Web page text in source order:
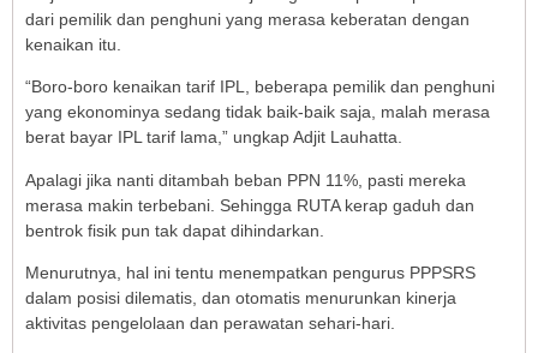
dari pemilik dan penghuni yang merasa keberatan dengan
kenaikan itu.
“Boro-boro kenaikan tarif IPL, beberapa pemilik dan penghuni
yang ekonominya sedang tidak baik-baik saja, malah merasa
berat bayar IPL tarif lama,” ungkap Adjit Lauhatta.
Apalagi jika nanti ditambah beban PPN 11%, pasti mereka
merasa makin terbebani. Sehingga RUTA kerap gaduh dan
bentrok fisik pun tak dapat dihindarkan.
Menurutnya, hal ini tentu menempatkan pengurus PPPSRS
dalam posisi dilematis, dan otomatis menurunkan kinerja
aktivitas pengelolaan dan perawatan sehari-hari.